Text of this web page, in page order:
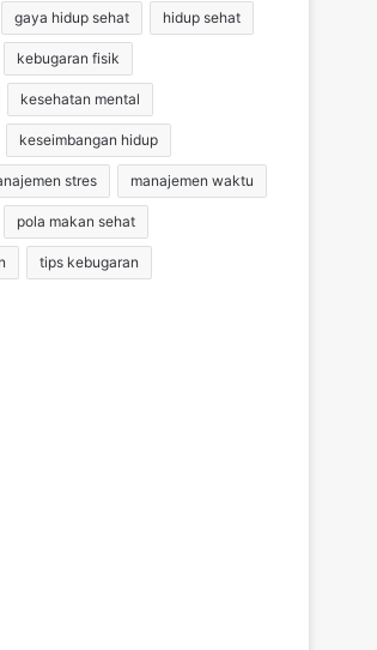
gaya hidup sehat hidup sehat
kebugaran fisik
kesehatan mental
keseimbangan hidup
stres manajemen waktu
pola makan sehat
tips kebugaran